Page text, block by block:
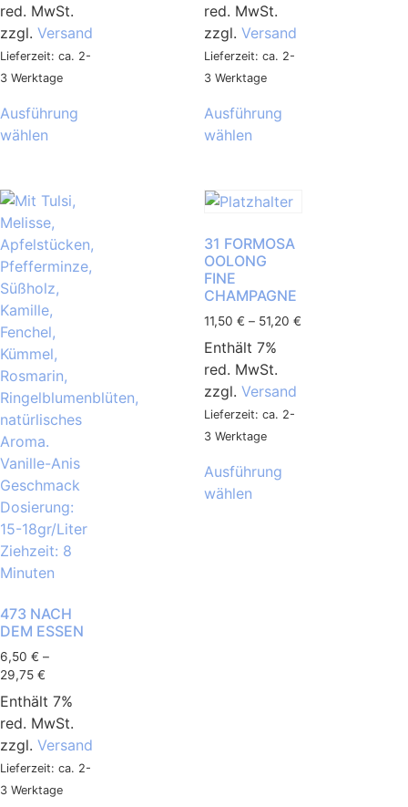
red. MwSt.
zzgl. Versand
Lieferzeit: ca. 2-
3 Werktage
Ausführung
wählen
red. MwSt.
zzgl. Versand
Lieferzeit: ca. 2-
3 Werktage
Ausführung
wählen
473 NACH
DEM ESSEN
6,50 € –
29,75 €
Enthält 7%
red. MwSt.
zzgl. Versand
Lieferzeit: ca. 2-
3 Werktage
31 FORMOSA
OOLONG
FINE
CHAMPAGNE
11,50 € – 51,20 €
Enthält 7%
red. MwSt.
zzgl. Versand
Lieferzeit: ca. 2-
3 Werktage
Ausführung
wählen